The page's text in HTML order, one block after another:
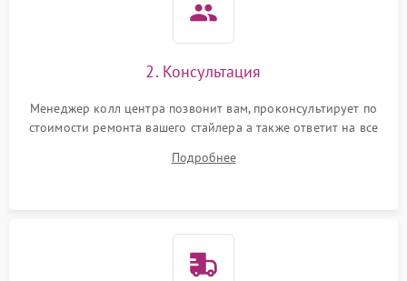
2. Консультация
Менеджер колл центра позвонит вам, проконсультирует по
стоимости ремонта вашего стайлера а также ответит на все
Подробнее